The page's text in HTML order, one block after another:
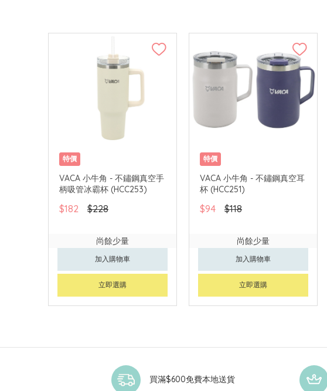
特價
VACA 小牛角 - 不鏽鋼真空手
柄吸管冰霸杯 (HCC253)
$182 $228
尚餘少量
加入購物車
立即選購
特價
VACA 小牛角 - 不鏽鋼真空耳
杯 (HCC251)
$94 $118
尚餘少量
加入購物車
立即選購
買滿$600免費本地送貨